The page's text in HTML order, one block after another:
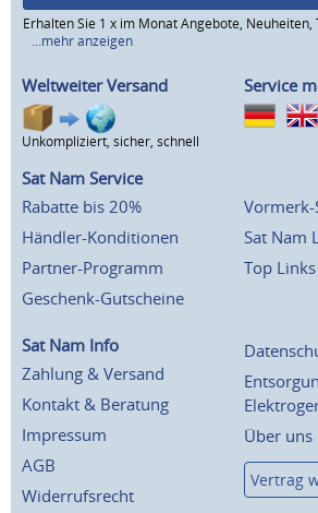
Erhalten Sie 1 x im Monat Angebote, Neuheiten,
...mehr anzeigen
Weltweiter Versand
Unkompliziert, sicher, schnell
Service
Sat Nam Service
Rabatte bis 20%
Händler-Konditionen
Partner-Programm
Geschenk-Gutscheine
Vormerk-
Sat Nam
Top Links
Sat Nam Info
Zahlung & Versand
Kontakt & Beratung
Impressum
AGB
Widerrufsrecht
Über uns
Vertrag